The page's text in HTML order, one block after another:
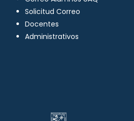
Solicitud Correo
Docentes
Administrativos